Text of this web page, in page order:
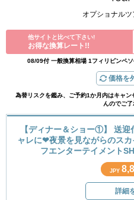
オプショナル
他サイトと比べて下さい!
お得な換算レート!!
08/09付 一般換算相場 1フィリピンペ
価格を
為替リスクを鑑み、ご予約1か月内はキャ
んのでご
【ディナー＆ショー①】 送
ャレに❤夜景を見ながらのス
フエンターテイメント
JPY
詳細